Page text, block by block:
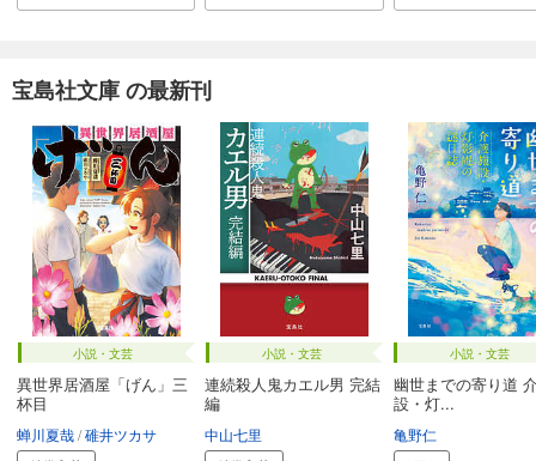
宝島社文庫 の最新刊
小説・文芸
異世界居酒屋「げん」三
杯目
蝉川夏哉 碓井ツカサ
小説・文芸
連続殺人鬼カエル男 完結
編
中山七里
小説・文芸
幽世までの寄り道
設・灯...
亀野仁